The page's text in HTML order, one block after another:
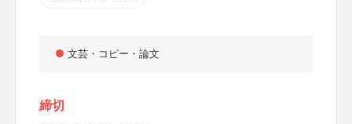
文芸・コピー・論文
締切